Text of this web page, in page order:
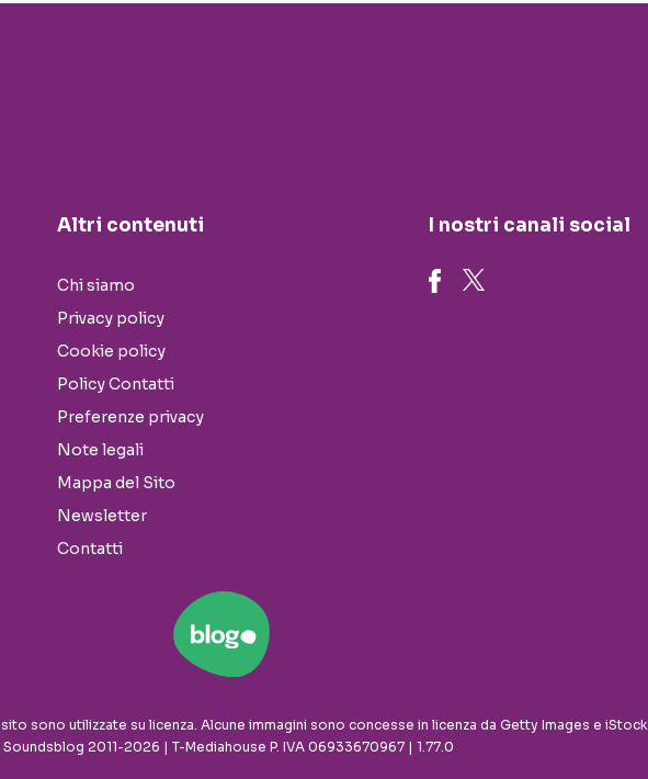
Altri contenuti
Chi siamo
Privacy policy
Cookie policy
Policy Contatti
Preferenze privacy
Note legali
Mappa del Sito
Newsletter
Contatti
I nostri canali social
sono utilizzate su licenza. Alcune immagini sono concesse in licenza da Getty Images e iStock.
2011-2026 | T-Mediahouse P. IVA 06933670967 | 1.77.0